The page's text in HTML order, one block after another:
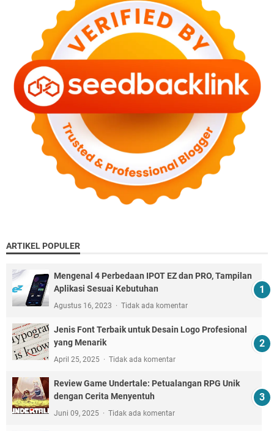
ARTIKEL POPULER
Mengenal 4 Perbedaan IPOT EZ dan PRO, Tampilan
Aplikasi Sesuai Kebutuhan
Agustus 16, 2023 Tidak ada komentar
Jenis Font Terbaik untuk Desain Logo Profesional
yang Menarik
April 25, 2025 Tidak ada komentar
Review Game Undertale: Petualangan RPG Unik
dengan Cerita Menyentuh
Juni 09, 2025 Tidak ada komentar